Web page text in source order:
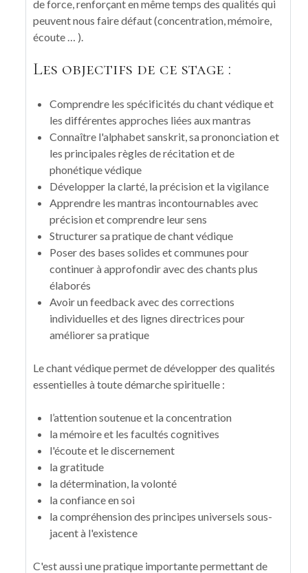
de force, renforçant en même temps des qualités qui
peuvent nous faire défaut (concentration, mémoire,
écoute … ).
Les objectifs de ce stage :
Comprendre les spécificités du chant védique et
les différentes approches liées aux mantras
Connaître l'alphabet sanskrit, sa prononciation et
les principales règles de récitation et de
phonétique védique
Développer la clarté, la précision et la vigilance
Apprendre les mantras incontournables avec
précision et comprendre leur sens
Structurer sa pratique de chant védique
Poser des bases solides et communes pour
continuer à approfondir avec des chants plus
élaborés
Avoir un feedback avec des corrections
individuelles et des lignes directrices pour
améliorer sa pratique
Le chant védique permet de développer des qualités
essentielles à toute démarche spirituelle :
l’attention soutenue et la concentration
la mémoire et les facultés cognitives
l'écoute et le discernement
la gratitude
la détermination, la volonté
la confiance en soi
la compréhension des principes universels sous-
jacent à l'existence
C'est aussi une pratique importante permettant de